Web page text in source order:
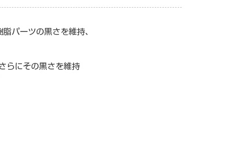
パーツの黒さを維持、
らにその黒さを維持